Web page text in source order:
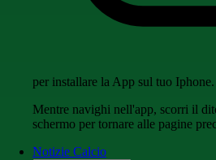
per installare la App sul tuo Iphone.
Mentre navighi nell'app, scorri il
schermo per tornare alle pagine
Notizie Calcio